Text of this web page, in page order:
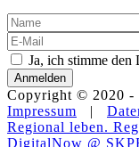
Ja, ich stimme den
Anmelden
Copyright © 2020 -
Impressum |
Regional leben.
DigitalNow @